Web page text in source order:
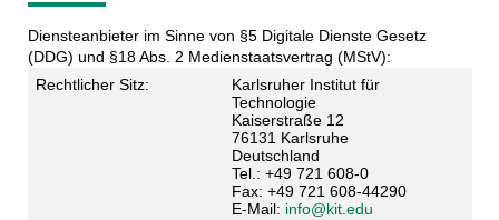
Diensteanbieter im Sinne von §5 Digitale Dienste Gesetz
(DDG) und §18 Abs. 2 Medienstaatsvertrag (MStV):
Rechtlicher Sitz:
Karlsruher Institut für
Technologie
Kaiserstraße 12
76131 Karlsruhe
Deutschland
Tel.: +49 721 608-0
Fax: +49 721 608-44290
E-Mail: info@kit.edu